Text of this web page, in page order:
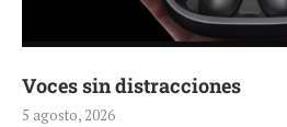
Voces sin distracciones
5 agosto, 2026